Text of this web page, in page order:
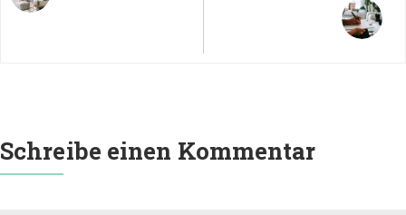
Schreibe einen Kommentar